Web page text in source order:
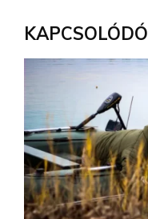
KAPCSOLÓDÓ